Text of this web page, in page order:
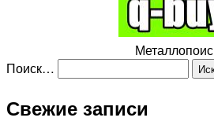
Поиск…
Свежие записи